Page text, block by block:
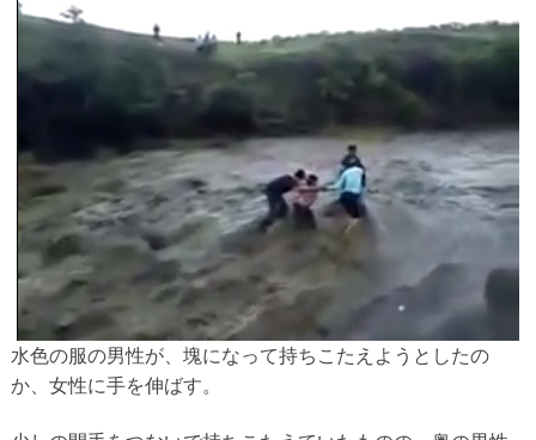
水色の服の男性が、塊になって持ちこたえようとしたの
か、女性に手を伸ばす。